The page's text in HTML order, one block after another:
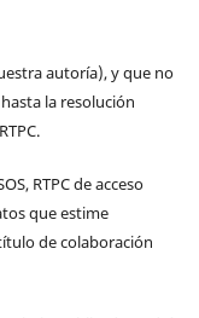
autoría), y que no
la resolución
RTPC de acceso
que estime
de colaboración